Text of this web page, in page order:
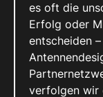
es oft die
Erfolg oder
entscheiden
verfolgen wir